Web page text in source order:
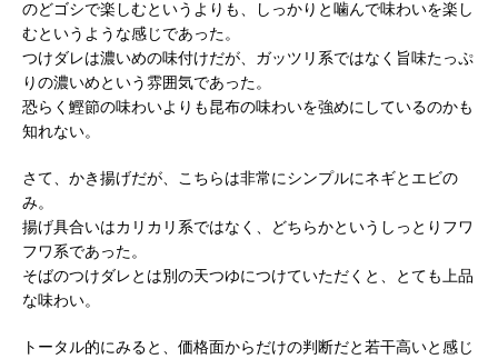
のどゴシで楽しむというよりも、しっかりと噛んで味わいを楽し
むというような感じであった。
つけダレは濃いめの味付けだが、ガッツリ系ではなく旨味たっぷ
りの濃いめという雰囲気であった。
恐らく鰹節の味わいよりも昆布の味わいを強めにしているのかも
知れない。
さて、かき揚げだが、こちらは非常にシンプルにネギとエビの
み。
揚げ具合いはカリカリ系ではなく、どちらかというしっとりフワ
フワ系であった。
そばのつけダレとは別の天つゆにつけていただくと、とても上品
な味わい。
トータル的にみると、価格面からだけの判断だと若干高いと感じ